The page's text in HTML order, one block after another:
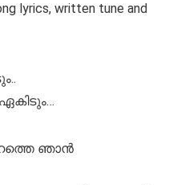
lyrics, written tune and
ഞാൻ